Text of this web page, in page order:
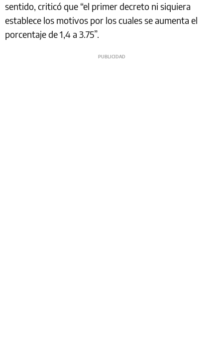
sentido, criticó que “el primer decreto ni siquiera
establece los motivos por los cuales se aumenta el
porcentaje de 1,4 a 3.75”.